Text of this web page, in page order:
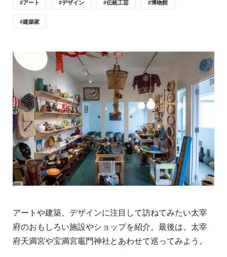
アート デザイン 伝統工芸 博物館
建築家
アートや建築、デザインに注目して訪ねてみたい太宰
府のおもしろい施設やショップを紹介。最後は、太宰
府天満宮や宝満宮竈門神社とあわせて巡ってみよう。